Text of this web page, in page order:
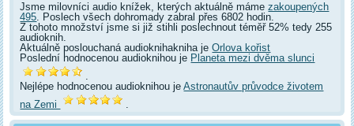
Jsme milovníci audio knížek, kterých aktuálně mámezakoupených
495. Poslech všech dohromady zabral přes 6802 hodin.
Z tohoto množství jsme si již stihli poslechnout téměř 52% tedy 255
audioknih.
Aktuálně poslouchaná audioknihakniha jeOrlova kořist
Poslední hodnocenou audioknihou je Planeta mezi dvěma slunci
.
Nejlépe hodnocenou audioknihou jeAstronautův průvodce životem
na Zemi